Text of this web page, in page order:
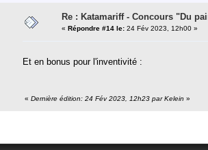
Re : Katamariff - Concours "Du
« Répondre #14 le: 24 Fév 2023, 12h00 »
Et en bonus pour l'inventivité :
« Dernière édition: 24 Fév 2023, 12h23 par Kelein »